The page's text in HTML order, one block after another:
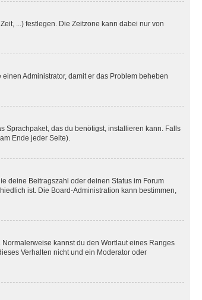
...) festlegen. Die Zeitzone kann dabei nur von
Administrator, damit er das Problem beheben
Sprachpaket, das du benötigst, installieren kann. Falls
Ende jeder Seite).
deine Beitragszahl oder deinen Status im Forum
ist. Die Board-Administration kann bestimmen,
kannst du den Wortlaut eines Ranges
Verhalten nicht und ein Moderator oder